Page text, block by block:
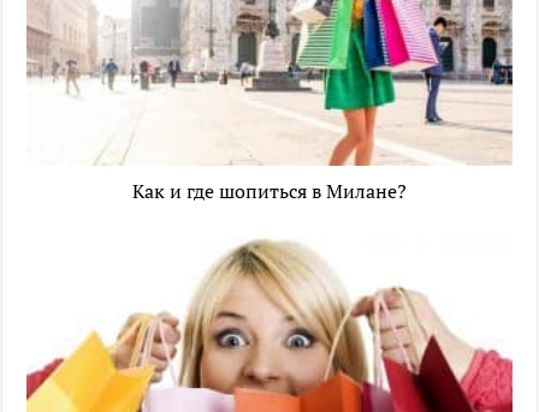
Как и где шопиться в Милане?